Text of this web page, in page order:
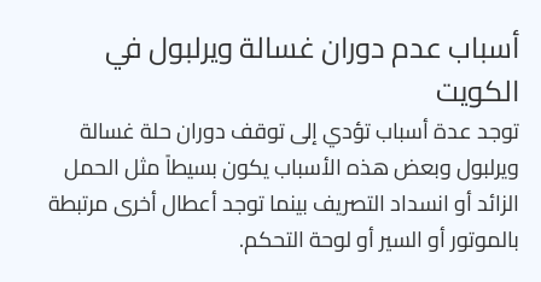
أسباب عدم دوران غسالة ويرلبول في
الكويت
توجد عدة أسباب تؤدي إلى توقف دوران حلة غسالة
ويرلبول وبعض هذه الأسباب يكون بسيطاً مثل الحمل
الزائد أو انسداد التصريف بينما توجد أعطال أخرى مرتبطة
بالموتور أو السير أو لوحة التحكم.